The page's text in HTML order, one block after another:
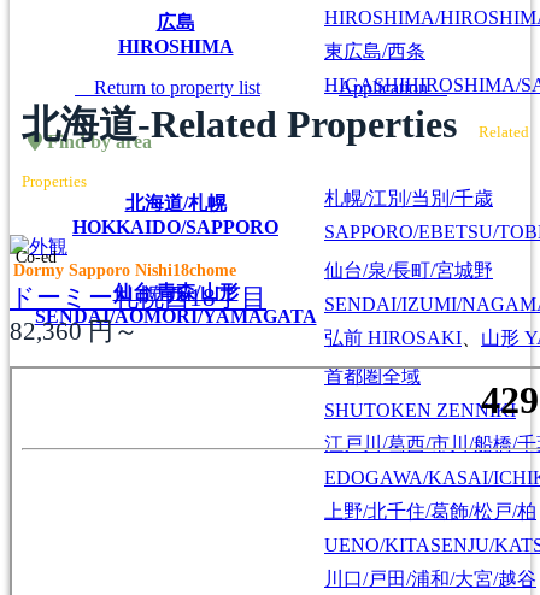
広島
HIROSHIMA
HIROSHIMA/
東広島/西条
HIGASHIHIROSHIMA/
Find by area
北海道/札幌
HOKKAIDO/SAPPORO
札幌/江別/当別/千歳
SAPPORO/EBETSU/
仙台/青森/山形
SENDAI/AOMORI/YAMAGATA
仙台/泉/長町/宮城野
SENDAI/IZUMI/
弘前 HIROSAKI 山形
首都圏全域
SHUTOKEN ZENNIKI
江戸川/葛西/市川/船橋/千
EDOGAWA/KASAI/
上野/北千住/葛飾/松戸/柏
UENO/KITASENJU/
川口/戸田/浦和/大宮/越谷
Return to property list Application
北海道-Related Properties Related
Properties
Co-ed
Dormy Sapporo Nishi18chome
ドーミー札幌西18丁目
82,360円～